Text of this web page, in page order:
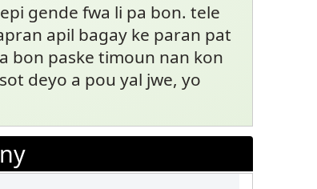
gende fwa li pa bon. tele
apil bagay ke paran pat
bon paske timoun nan kon
deyo a pou yal jwe, yo